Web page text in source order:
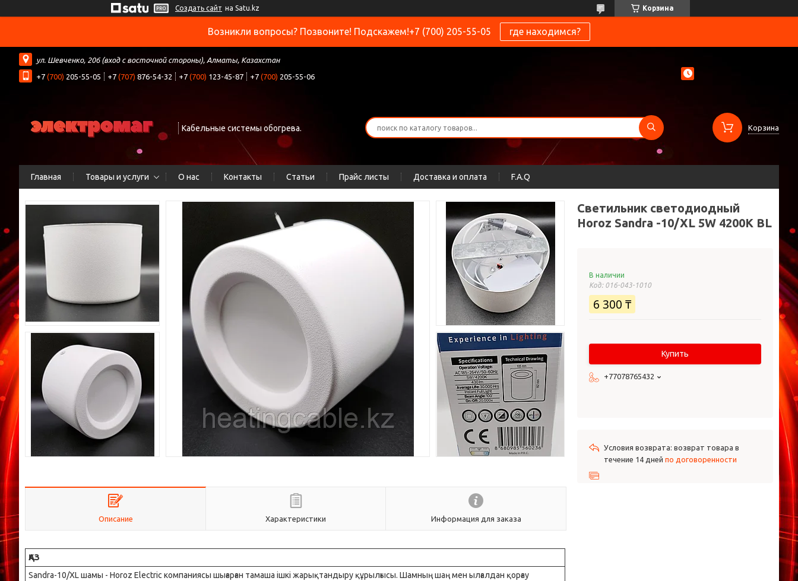
Создать сайт на Satu.kz Корзина
Возникли вопросы? Позвоните! Подскажем!+7 (700) 205-55-05 где находимся?
ул. Шевченко, 206 (вход с восточной стороны), Алматы, Казахстан
+7 (700) 205-55-05 +7 (707) 876-54-32 +7 (700) 123-45-87 +7 (700) 205-55-06
Кабельные системы обогрева. Корзина
Главная Товары и услуги О нас Контакты Статьи Прайс листы Доставка и оплата F.A.Q
Описание Характеристики Информация для заказа
ҚАЗ
Sandra-10/XL шамы - Horoz Electric компаниясы шығарған тамаша ішкі жарықтандыру құрылғысы. Шамның шаң мен ылғалдан қорғау
Светильник светодиодный
Horoz Sandra -10/XL 5W 4200K BL
В наличии
Код: 016-043-1010
6 300 ₸
Купить
+77078765432
возврат товара в
течение 14 дней по договоренности